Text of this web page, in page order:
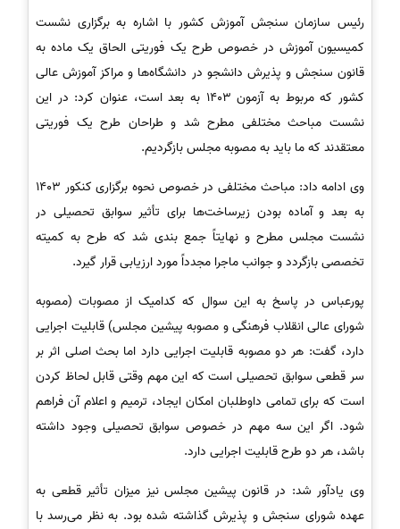
رئیس سازمان سنجش آموزش کشور با اشاره به برگزاری نشست
کمیسیون آموزش در خصوص طرح یک فوریتی الحاق یک ماده به
قانون سنجش و پذیرش دانشجو در دانشگاه‌ها و مراکز آموزش عالی
کشور که مربوط به آزمون 1403 به بعد است، عنوان کرد: در این
نشست مباحث مختلفی مطرح شد و طراحان طرح یک فوریتی
معتقدند که ما باید به مصوبه مجلس بازگردیم.
وی ادامه داد: مباحث مختلفی در خصوص نحوه برگزاری کنکور 1403
به بعد و آماده بودن زیرساخت‌ها برای تأثیر سوابق تحصیلی در
نشست مجلس مطرح و نهایتاً جمع بندی شد که طرح به کمیته
تخصصی بازگردد و جوانب ماجرا مجدداً مورد ارزیابی قرار گیرد.
پورعباس در پاسخ به این سوال که کدامیک از مصوبات (مصوبه
شورای عالی انقلاب فرهنگی و مصوبه پیشین مجلس) قابلیت اجرایی
دارد، گفت: هر دو مصوبه قابلیت اجرایی دارد اما بحث اصلی اثر بر
سر قطعی سوابق تحصیلی است که این مهم وقتی قابل لحاظ کردن
است که برای تمامی داوطلبان امکان ایجاد، ترمیم و اعلام آن فراهم
شود. اگر این سه مهم در خصوص سوابق تحصیلی وجود داشته
باشد، هر دو طرح قابلیت اجرایی دارد.
وی یادآور شد: در قانون پیشین مجلس نیز میزان تأثیر قطعی به
عهده شورای سنجش و پذیرش گذاشته شده بود. به نظر می‌رسد با